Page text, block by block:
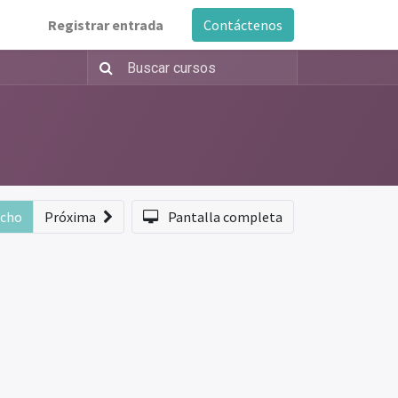
Registrar entrada Contáctenos
Próxima Pantalla completa